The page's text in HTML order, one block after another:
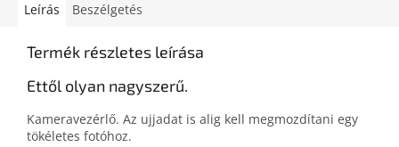
Leírás Beszélgetés
Termék részletes leírása
Ettől olyan nagyszerű.
Kamera­vezérlő. Az ujjadat is alig kell megmozdítani egy
tökéletes fotóhoz.